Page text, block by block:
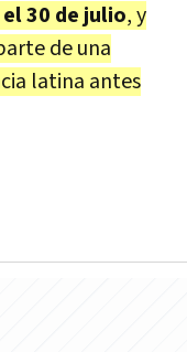
el 30 de julio, y
de una
latina antes